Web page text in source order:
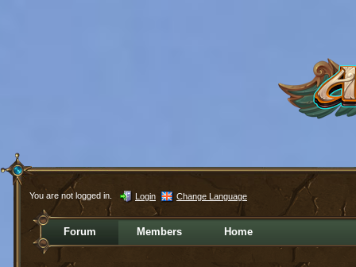
You are not logged in. Login Change Language
Forum Members Home